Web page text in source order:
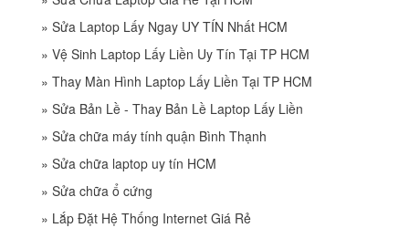
» Sửa Laptop Lấy Ngay UY TÍN Nhất HCM
» Vệ Sinh Laptop Lấy Liền Uy Tín Tại TP HCM
» Thay Màn Hình Laptop Lấy Liền Tại TP HCM
» Sửa Bản Lề - Thay Bản Lề Laptop Lấy Liền
» Sửa chữa máy tính quận Bình Thạnh
» Sửa chữa laptop uy tín HCM
» Sửa chữa ổ cứng
» Lắp Đặt Hệ Thống Internet Giá Rẻ